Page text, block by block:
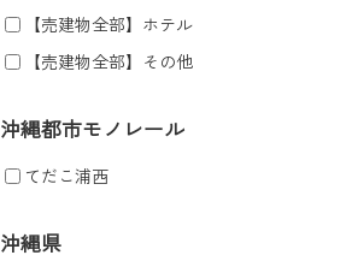
【売建物全部】ホテル
【売建物全部】その他
沖縄都市モノレール
てだこ浦西
沖縄県